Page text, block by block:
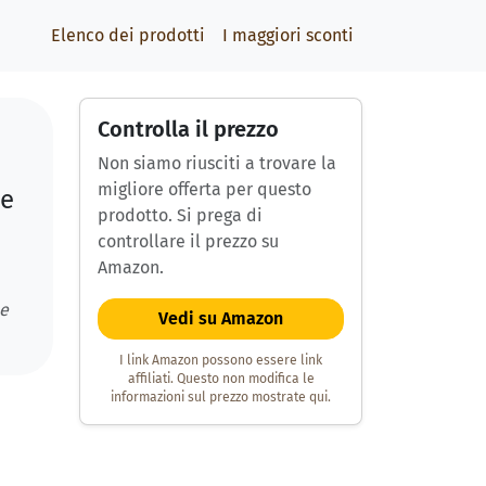
Elenco dei prodotti I maggiori sconti
Controlla il prezzo
Non siamo riusciti a trovare la
migliore offerta per questo
prodotto. Si prega di
controllare il prezzo su
Amazon.
Vedi su Amazon
I link Amazon possono essere link
affiliati. Questo non modifica le
informazioni sul prezzo mostrate qui.